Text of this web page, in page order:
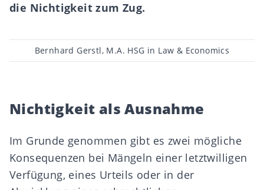
die Nichtigkeit zum Zug.
Beitragsautor
Bernhard Gerstl, M.A. HSG in Law & Economics
Nichtigkeit als Ausnahme
Im Grunde genommen gibt es zwei mögliche
Konsequenzen bei Mängeln einer letztwilligen
Verfügung, eines Urteils oder in der